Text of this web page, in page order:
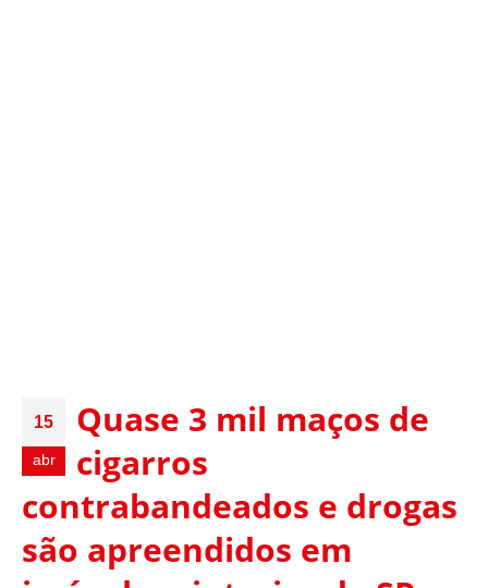
15
abr
Quase 3 mil maços de
cigarros
contrabandeados e drogas
são apreendidos em